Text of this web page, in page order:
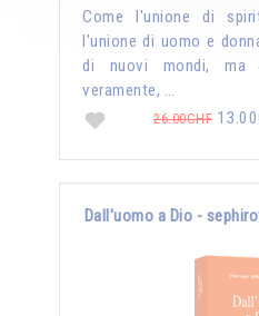
Come l'unione di
l'unione di uomo e
di nuovi mondi, ma
veramente, …
26.00CHF
Dall'uomo a Dio -